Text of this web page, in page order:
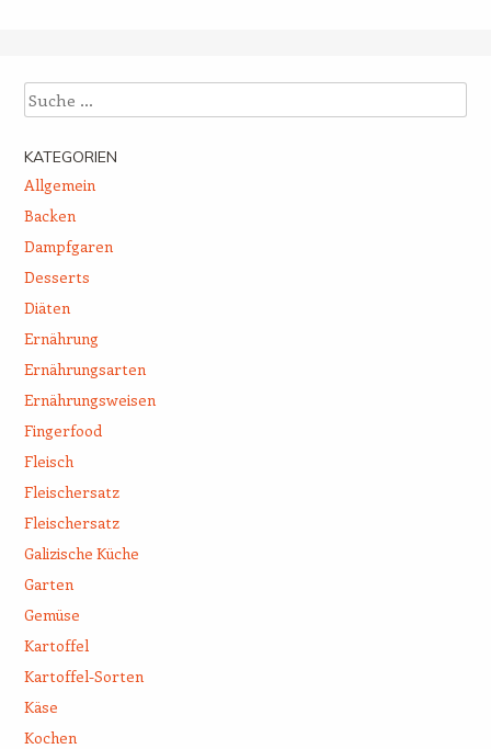
Suche
KATEGORIEN
Allgemein
Backen
Dampfgaren
Desserts
Diäten
Ernährung
Ernährungsarten
Ernährungsweisen
Fingerfood
Fleisch
Fleischersatz
Fleischersatz
Galizische Küche
Garten
Gemüse
Kartoffel
Kartoffel-Sorten
Käse
Kochen